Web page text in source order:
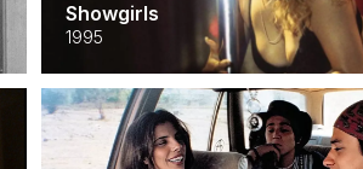
Showgirls
1995